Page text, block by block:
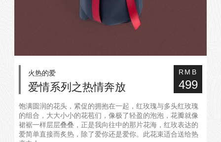
火热的爱
爱情系列之热情奔放
RMB
499
饱满圆润的花头，紧促的拥抱在一起，红玫瑰与多头红玫瑰
的组合，大大小小的花苞们，像极了轻盈的泡泡，花瓣就像
裙裾一样层层叠叠，正是我向往中的那片花海，红玫表达的
爱简单直接而炙热，除了爱你还是爱你。此花束适合送给热